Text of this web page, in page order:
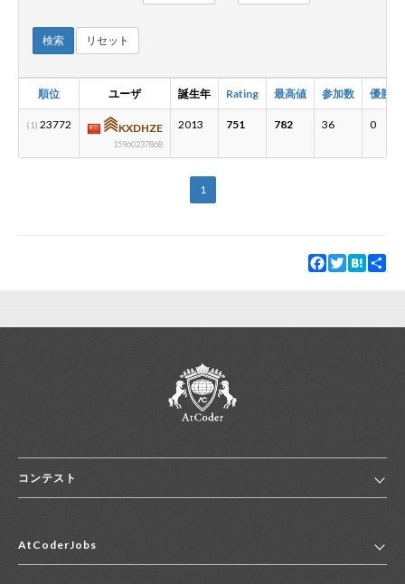
検索 リセット
順位 ユーザ 誕生年 Rating 最高値 参加数 優勝数
(1) 23772 KXDHZE
15960237868
2013 751 782 36 0
1
Facebook
TwitterHatena
コンテスト
コンテスト一覧
AtCoderJobs